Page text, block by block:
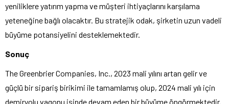
yeniliklere yatırım yapma ve müşteri ihtiyaçlarını karşılama
yeteneğine bağlı olacaktır. Bu stratejik odak, şirketin uzun vadeli
büyüme potansiyelini desteklemektedir.
Sonuç
The Greenbrier Companies, Inc., 2023 mali yılını artan gelir ve
güçlü bir sipariş birikimi ile tamamlamış olup, 2024 mali yılı için
demiryolu vagonu işinde devam eden bir büyüme öngörmektedir.